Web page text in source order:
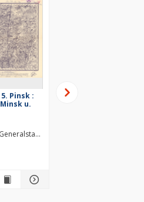
Redaktor
Pinsk :
u.
Kartographische Abteilung.
Reihe XX. Blatt 9.